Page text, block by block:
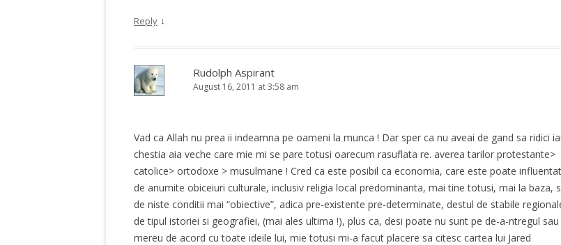
Reply ↓
Rudolph Aspirant
August 16, 2011 at 3:58 am
Vad ca Allah nu prea ii indeamna pe oameni la munca ! Dar sper ca nu aveai de gand sa ridici
chestia aia veche care mie mi se pare totusi oarecum rasuflata re. averea tarilor protestante>
catolice> ortodoxe > musulmane ! Cred ca este posibil ca economia, care este poate
de anumite obiceiuri culturale, inclusiv religia local predominanta, mai tine totusi, mai la baza,
de niste conditii mai “obiective”, adica pre-existente pre-determinate, destul de stabile
de tipul istoriei si geografiei, (mai ales ultima !), plus ca, desi poate nu sunt pe de-a-ntregul sau
mereu de acord cu toate ideile lui, mie totusi mi-a facut placere sa citesc cartea lui Jared